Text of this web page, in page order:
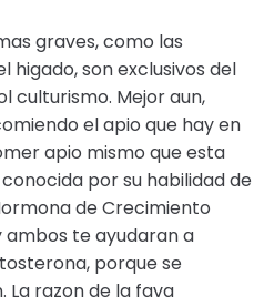
graves, como las
higado, son exclusivos del
culturismo. Mejor aun,
el apio que hay en
apio mismo que esta
por su habilidad de
de Crecimiento
ambos te ayudaran a
porque se
razon de la fava